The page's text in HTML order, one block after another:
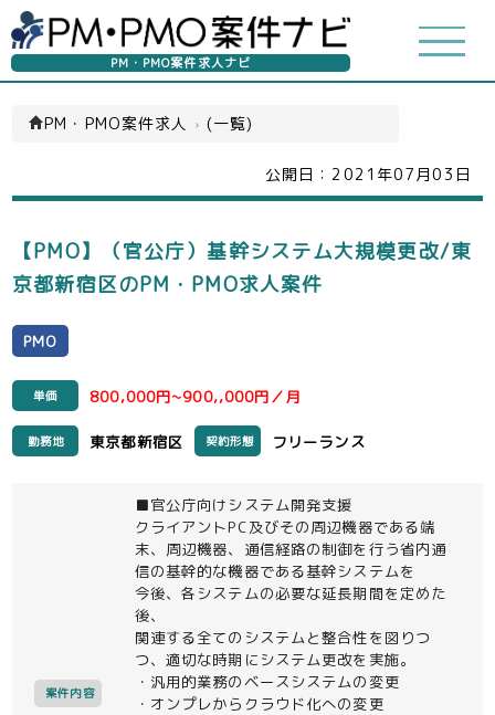
PM・PMO案件求人ナビ
PM・PMO案件求人 › (一覧)
公開日： 2021年07月03日
【PMO】（官公庁）基幹システム大規模更改/東
京都新宿区のPM・PMO求人案件
PMO
単価 800,000円~900,,000円／月
勤務地 東京都新宿区 契約形態 フリーランス
案件内容
■官公庁向けシステム開発支援
クライアントPC及びその周辺機器である端
末、周辺機器、通信経路の制御を行う省内通
信の基幹的な機器である基幹システムを
今後、各システムの必要な延長期間を定めた
後、
関連する全てのシステムと整合性を図りつ
つ、適切な時期にシステム更改を実施。
・汎用的業務のベースシステムの変更
・オンプレからクラウド化への変更